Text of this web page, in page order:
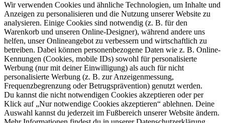
Wir verwenden Cookies und ähnliche Technologien, um Inhalte und
Anzeigen zu personalisieren und die Nutzung unserer Website zu
analysieren. Einige Cookies sind notwendig (z. B. für den
Warenkorb und unseren Online-Designer), während andere uns
helfen, unser Onlineangebot zu verbessern und wirtschaftlich zu
betreiben. Dabei können personenbezogene Daten wie z. B. Online-
Kennungen (Cookies, mobile IDs) sowohl für personalisierte
Werbung (nur mit deiner Einwilligung) als auch für nicht
personalisierte Werbung (z. B. zur Anzeigenmessung,
Frequenzbegrenzung oder Betrugsprävention) genutzt werden.
Du kannst die nicht notwendigen Cookies akzeptieren oder per
Klick auf „Nur notwendige Cookies akzeptieren“ ablehnen. Deine
Auswahl kannst du jederzeit im Fußbereich unserer Website ändern.